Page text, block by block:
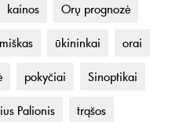
kainos Orų prognozė
miškas ūkininkai orai
pokyčiai Sinoptikai
Palionis trąšos